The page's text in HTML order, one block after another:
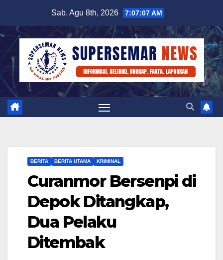
content
Sab. Agu 8th, 2026 7:07:08 AM
BERITA BERITA UTAMA KRIMINAL
Curanmor Bersenpi di
Depok Ditangkap,
Dua Pelaku
Ditembak